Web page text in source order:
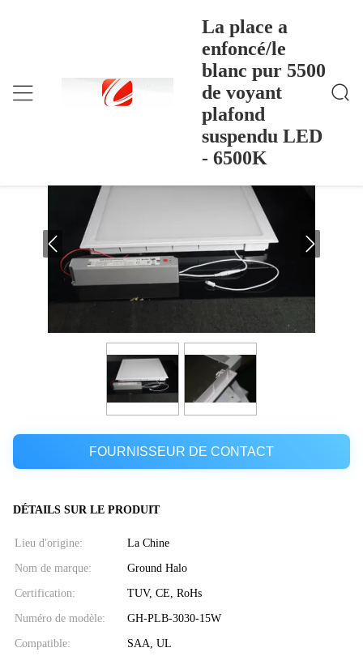
La place a
enfoncé/le
blanc pur 5500
de voyant
plafond
suspendu LED
- 6500K
La Place A Enfoncé/le Blanc Pur 5500 De Voyant Pl
Afond Suspendu LED - 6500K
La place a enfoncé/le blanc pur 5500 de
voyant plafond suspendu LED - 6500K
FOURNISSEUR DE CONTACT
DÉTAILS SUR LE PRODUIT
Lieu d'origine: La Chine
Nom de marque: Ground Halo
Certification: TUV, CE, RoHs
Numéro de modèle: GH-PLB-3030-15W
Compatible: SAA, UL